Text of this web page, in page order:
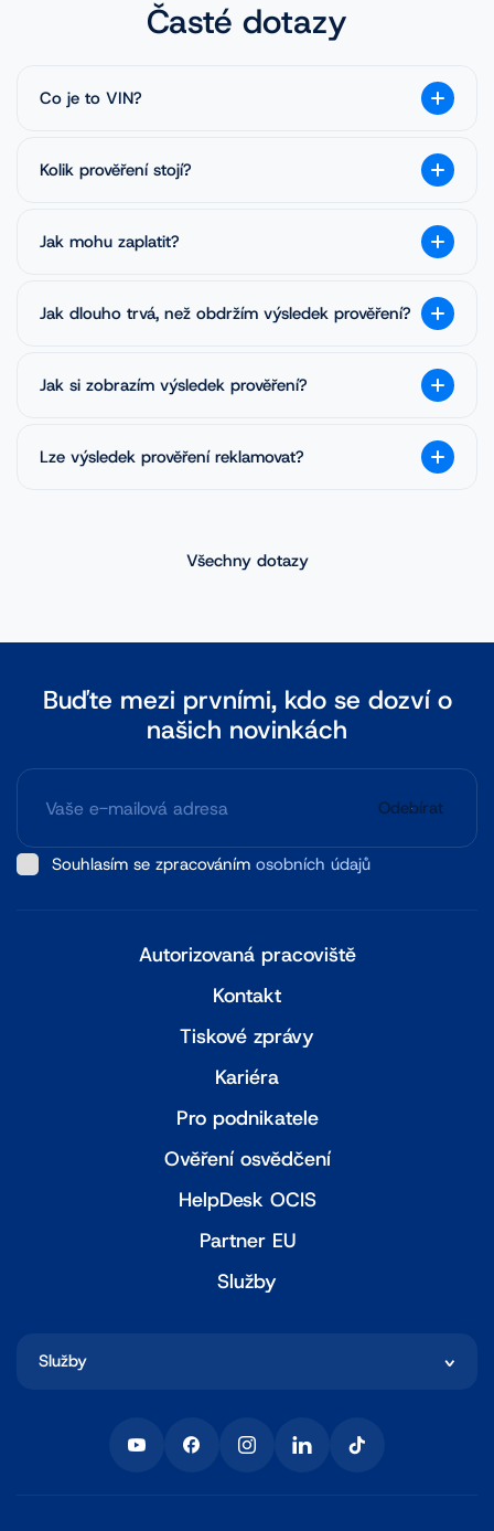
Časté dotazy
Co je to VIN?
Kolik prověření stojí?
Jak mohu zaplatit?
Jak dlouho trvá, než obdržím výsledek prověření?
Jak si zobrazím výsledek prověření?
Lze výsledek prověření reklamovat?
Všechny dotazy
Buďte mezi prvními, kdo se dozví o
našich novinkách
Odebírat
Souhlasím se zpracováním osobních údajů
Autorizovaná pracoviště
Kontakt
Tiskové zprávy
Kariéra
Pro podnikatele
Ověření osvědčení
HelpDesk OCIS
Partner EU
Služby
Služby